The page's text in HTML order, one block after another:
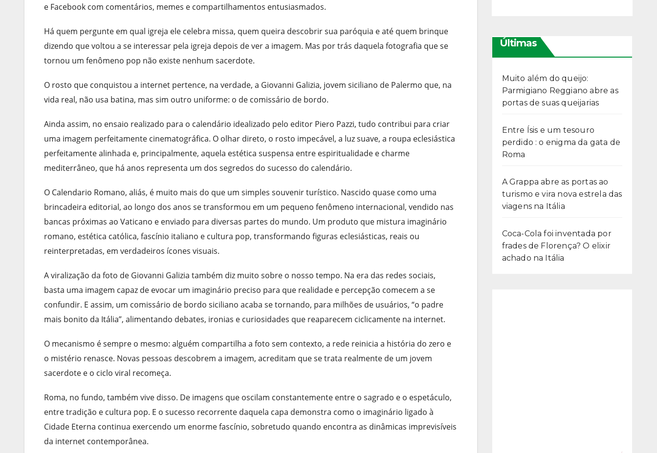
e Facebook com comentários, memes e compartilhamentos entusiasmados.
Há quem pergunte em qual igreja ele celebra missa, quem queira descobrir sua paróquia e até quem brinque
dizendo que voltou a se interessar pela igreja depois de ver a imagem. Mas por trás daquela fotografia que se
tornou um fenômeno pop não existe nenhum sacerdote.
O rosto que conquistou a internet pertence, na verdade, a Giovanni Galizia, jovem siciliano de Palermo que, na
vida real, não usa batina, mas sim outro uniforme: o de comissário de bordo.
Ainda assim, no ensaio realizado para o calendário idealizado pelo editor Piero Pazzi, tudo contribui para criar
uma imagem perfeitamente cinematográfica. O olhar direto, o rosto impecável, a luz suave, a roupa eclesiástica
perfeitamente alinhada e, principalmente, aquela estética suspensa entre espiritualidade e charme
mediterrâneo, que há anos representa um dos segredos do sucesso do calendário.
O Calendario Romano, aliás, é muito mais do que um simples souvenir turístico. Nascido quase como uma
brincadeira editorial, ao longo dos anos se transformou em um pequeno fenômeno internacional, vendido nas
bancas próximas ao Vaticano e enviado para diversas partes do mundo. Um produto que mistura imaginário
romano, estética católica, fascínio italiano e cultura pop, transformando figuras eclesiásticas, reais ou
reinterpretadas, em verdadeiros ícones visuais.
A viralização da foto de Giovanni Galizia também diz muito sobre o nosso tempo. Na era das redes sociais,
basta uma imagem capaz de evocar um imaginário preciso para que realidade e percepção comecem a se
confundir. E assim, um comissário de bordo siciliano acaba se tornando, para milhões de usuários, “o padre
mais bonito da Itália”, alimentando debates, ironias e curiosidades que reaparecem ciclicamente na internet.
O mecanismo é sempre o mesmo: alguém compartilha a foto sem contexto, a rede reinicia a história do zero e
o mistério renasce. Novas pessoas descobrem a imagem, acreditam que se trata realmente de um jovem
sacerdote e o ciclo viral recomeça.
Roma, no fundo, também vive disso. De imagens que oscilam constantemente entre o sagrado e o espetáculo,
entre tradição e cultura pop. E o sucesso recorrente daquela capa demonstra como o imaginário ligado à
Cidade Eterna continua exercendo um enorme fascínio, sobretudo quando encontra as dinâmicas imprevisíveis
da internet contemporânea.
Últimas
Muito além do queijo:
Parmigiano Reggiano abre as
portas de suas queijarias
Entre Ísis e um tesouro
perdido : o enigma da gata de
Roma
A Grappa abre as portas ao
turismo e vira nova estrela das
viagens na Itália
Coca-Cola foi inventada por
frades de Florença? O elixir
achado na Itália